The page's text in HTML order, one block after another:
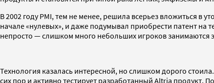
В 2002 году PMI, тем не менее, решила всерьез вложиться в
начале «нулевых», и даже подумывал приобрести патент на
непросто — слишком много небольших игроков занимаются
Технология казалась интересной, но слишком дорого
сих пор и активно тестирует разработанный Altria